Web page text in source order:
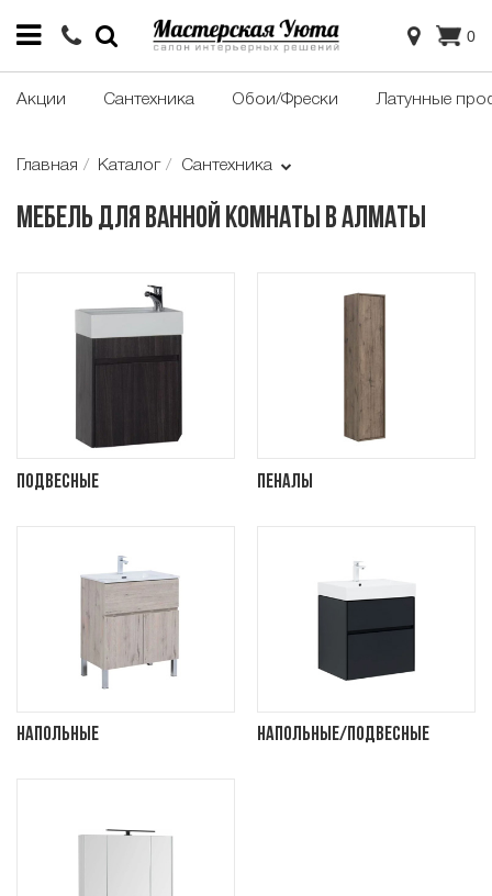
0
Акции Сантехника Обои/Фрески Латунные
Главная Каталог Сантехника
Мебель для ванной комнаты в Алматы
Подвесные Пеналы
Напольные Напольные/подвесные